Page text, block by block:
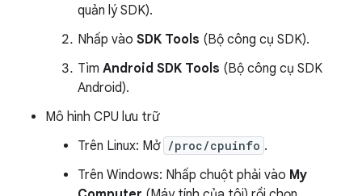
quản lý SDK).
Nhấp vào SDK Tools (Bộ công cụ SDK).
Tìm Android SDK Tools (Bộ công cụ SDK
Android).
Mô hình CPU lưu trữ
Trên Linux: Mở /proc/cpuinfo .
Trên Windows: Nhấp chuột phải vào My